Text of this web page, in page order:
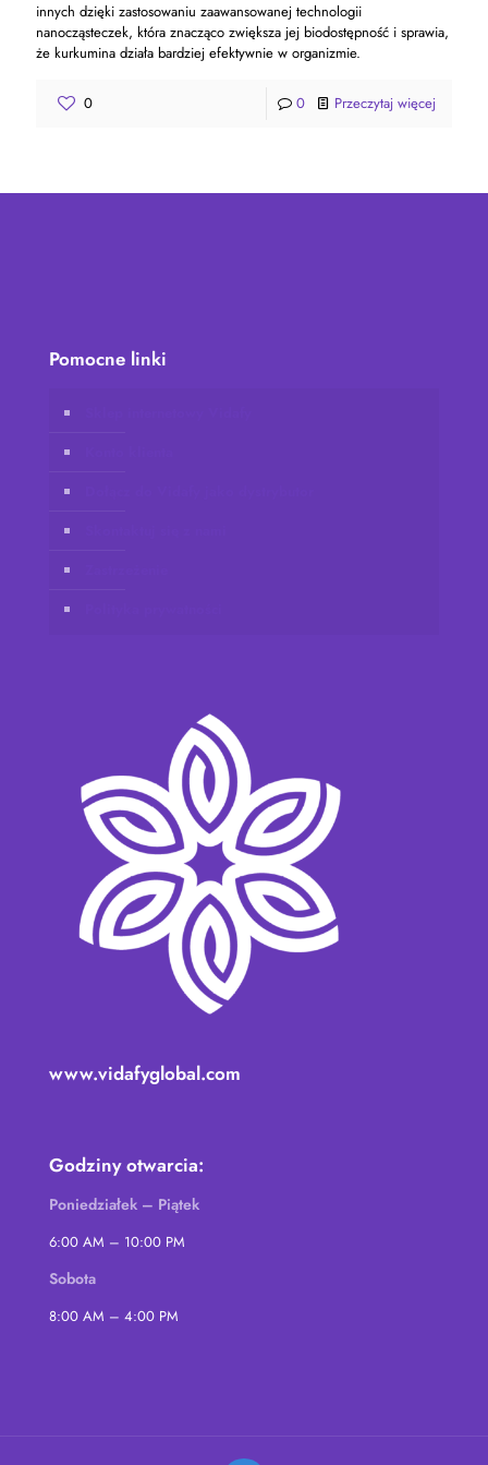
innych dzięki zastosowaniu zaawansowanej technologii
nanocząsteczek, która znacząco zwiększa jej biodostępność i sprawia,
że kurkumina działa bardziej efektywnie w organizmie.
0 0 Przeczytaj więcej
Pomocne linki
www.vidafyglobal.com
Godziny otwarcia:
Poniedziałek – Piątek
6:00 AM – 10:00 PM
Sobota
8:00 AM – 4:00 PM